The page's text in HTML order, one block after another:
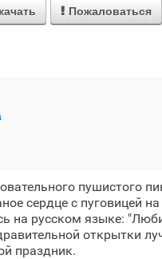
 Пожаловаться
пушистого
сердце с пуговицей
на русском языке:
открытки
праздник.